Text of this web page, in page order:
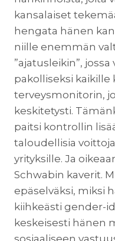
kansalaiset
hengata hänen
niille enemmän
”ajatusleikin”,
pakolliseksi kaikille
terveysmonitorin,
keskitetysti.
paitsi kontrollin
taloudellisia
yrityksille. Ja
Schwabin kaverit.
epäselväksi, miksi
kiihkeästi gender-
keskeisesti hänen
sosiaaliseen